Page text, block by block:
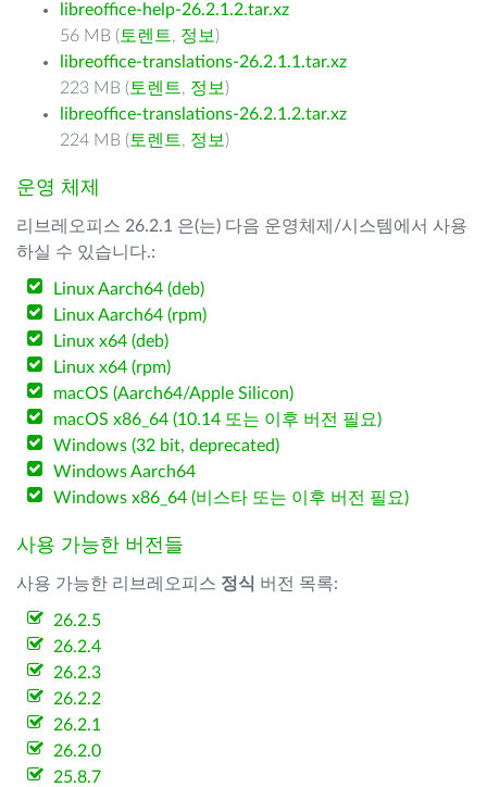
libreoffice-help-26.2.1.2.tar.xz
56 MB ( 토렌트, 정보 )
libreoffice-translations-26.2.1.1.tar.xz
223 MB ( 토렌트, 정보 )
libreoffice-translations-26.2.1.2.tar.xz
224 MB ( 토렌트, 정보 )
운영 체제
리브레오피스 26.2.1 은(는) 다음 운영체제/시스템에서 사용
하실 수 있습니다.:
Linux Aarch64 (deb)
Linux Aarch64 (rpm)
Linux x64 (deb)
Linux x64 (rpm)
macOS (Aarch64/Apple Silicon)
macOS x86_64 (10.14 또는 이후 버전 필요)
Windows (32 bit, deprecated)
Windows Aarch64
Windows x86_64 (비스타 또는 이후 버전 필요)
사용 가능한 버전들
사용 가능한 리브레오피스 정식 버전 목록:
26.2.5
26.2.4
26.2.3
26.2.2
26.2.1
26.2.0
25.8.7